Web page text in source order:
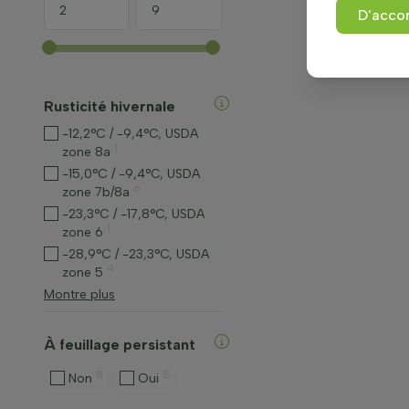
Rusticité hivernale
-12,2°C / -9,4°C, USDA
zone 8a
-15,0°C / -9,4°C, USDA
zone 7b/8a
-23,3°C / -17,8°C, USDA
zone 6
-28,9°C / -23,3°C, USDA
zone 5
Montre plus
À feuillage persistant
Non Oui